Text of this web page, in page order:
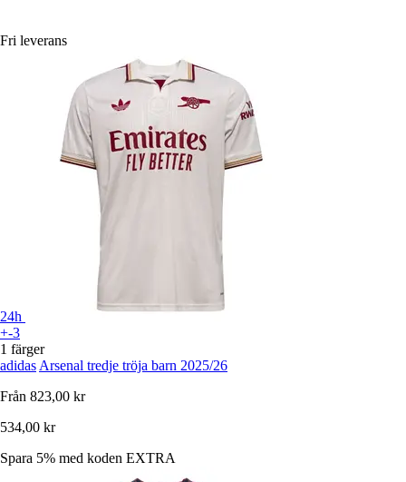
Fri leverans
24h
+-3
1 färger
adidas Arsenal tredje tröja barn 2025/26
Från 823,00 kr
534,00 kr
Spara 5% med koden EXTRA